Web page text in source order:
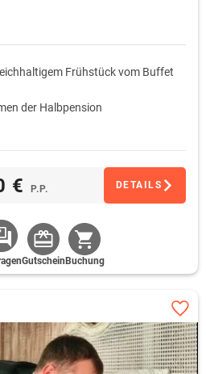
Frühstück vom Buffet
der Halbpension
€ P.P. DETAILS
Gutschein Buchung